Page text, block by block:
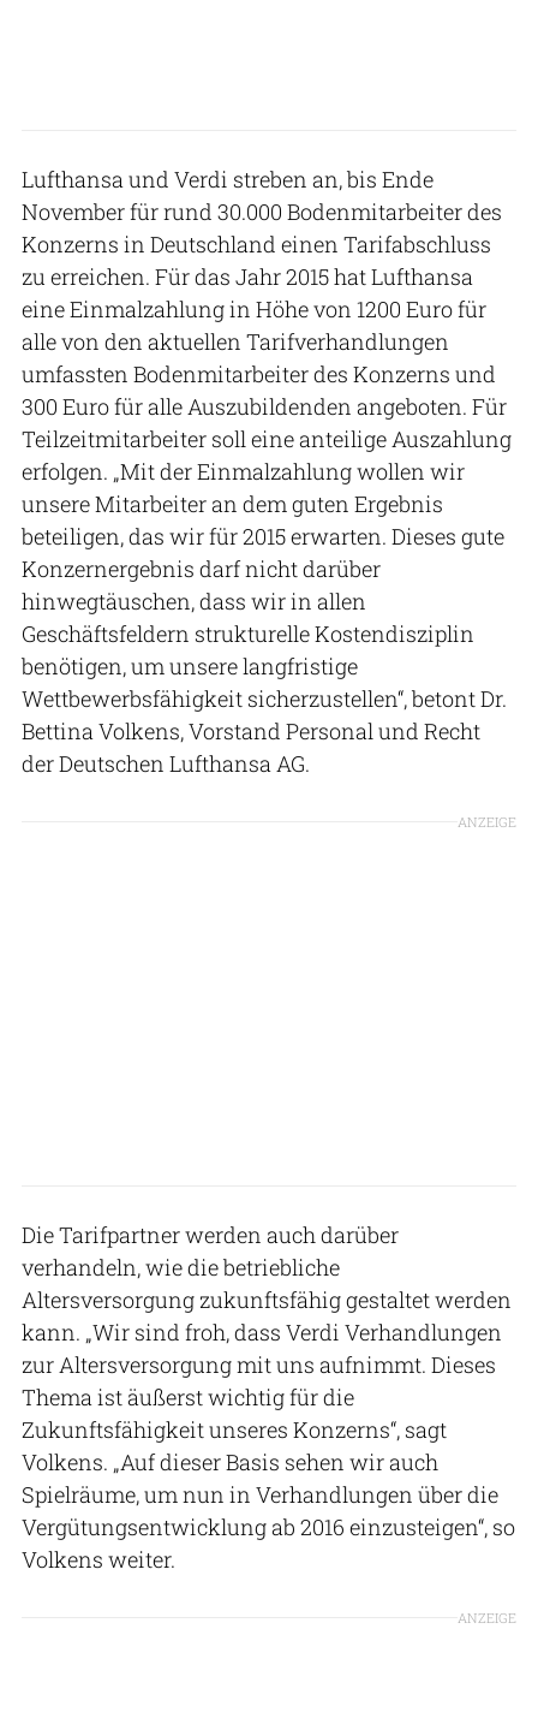
Lufthansa und Verdi streben an, bis Ende
November für rund 30.000 Bodenmitarbeiter des
Konzerns in Deutschland einen Tarifabschluss
zu erreichen. Für das Jahr 2015 hat Lufthansa
eine Einmalzahlung in Höhe von 1200 Euro für
alle von den aktuellen Tarifverhandlungen
umfassten Bodenmitarbeiter des Konzerns und
300 Euro für alle Auszubildenden angeboten. Für
Teilzeitmitarbeiter soll eine anteilige Auszahlung
erfolgen. „Mit der Einmalzahlung wollen wir
unsere Mitarbeiter an dem guten Ergebnis
beteiligen, das wir für 2015 erwarten. Dieses gute
Konzernergebnis darf nicht darüber
hinwegtäuschen, dass wir in allen
Geschäftsfeldern strukturelle Kostendisziplin
benötigen, um unsere langfristige
Wettbewerbsfähigkeit sicherzustellen“, betont Dr.
Bettina Volkens, Vorstand Personal und Recht
der Deutschen Lufthansa AG.
ANZEIGE
Die Tarifpartner werden auch darüber
verhandeln, wie die betriebliche
Altersversorgung zukunftsfähig gestaltet werden
kann. „Wir sind froh, dass Verdi Verhandlungen
zur Altersversorgung mit uns aufnimmt. Dieses
Thema ist äußerst wichtig für die
Zukunftsfähigkeit unseres Konzerns“, sagt
Volkens. „Auf dieser Basis sehen wir auch
Spielräume, um nun in Verhandlungen über die
Vergütungsentwicklung ab 2016 einzusteigen“, so
Volkens weiter.
ANZEIGE